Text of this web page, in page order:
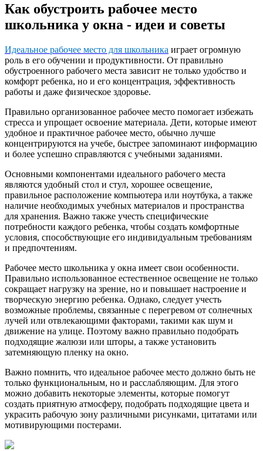
Как обустроить рабочее место
школьника у окна - идеи и советы
Идеальное рабочее место для школьника играет огромную
роль в его обучении и продуктивности. От правильно
обустроенного рабочего места зависит не только удобство и
комфорт ребенка, но и его концентрация, эффективность
работы и даже физическое здоровье.
Правильно организованное рабочее место помогает избежать
стресса и упрощает освоение материала. Дети, которые имеют
удобное и практичное рабочее место, обычно лучше
концентрируются на учебе, быстрее запоминают информацию
и более успешно справляются с учебными заданиями.
Основными компонентами идеального рабочего места
являются удобный стол и стул, хорошее освещение,
правильное расположение компьютера или ноутбука, а также
наличие необходимых учебных материалов и пространства
для хранения. Важно также учесть специфические
потребности каждого ребенка, чтобы создать комфортные
условия, способствующие его индивидуальным требованиям
и предпочтениям.
Рабочее место школьника у окна имеет свои особенности.
Правильно использованное естественное освещение не только
сокращает нагрузку на зрение, но и повышает настроение и
творческую энергию ребенка. Однако, следует учесть
возможные проблемы, связанные с перегревом от солнечных
лучей или отвлекающими факторами, такими как шум и
движение на улице. Поэтому важно правильно подобрать
подходящие жалюзи или шторы, а также установить
затемняющую пленку на окно.
Важно помнить, что идеальное рабочее место должно быть не
только функциональным, но и расслабляющим. Для этого
можно добавить некоторые элементы, которые помогут
создать приятную атмосферу, подобрать подходящие цвета и
украсить рабочую зону различными рисунками, цитатами или
мотивирующими постерами.